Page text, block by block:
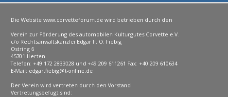
Die Website www.corvetteforum.de wird betrieben durch den
Verein zur Förderung des automobilen Kulturgutes Corvette e.V.
c/o Rechtsanwaltskanzlei Edgar F. O. Fiebig
Ostring 6
45701 Herten
Telefon: +49 172 2833028 und +49 209 611261 Fax: +40 209 610634
E-Mail: edgar.fiebig@t-online.de
Der Verein wird vertreten durch den Vorstand
Vertretungsbefugt sind: